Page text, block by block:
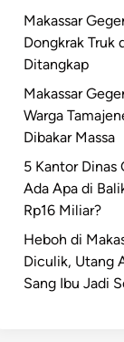
Makassar
Dongkrak Truk
Ditangkap
Makassar
Warga
Dibakar Massa
5 Kantor Dinas
Ada Apa di
Rp16 Miliar?
Heboh di
Diculik, Utang
Sang Ibu Jadi